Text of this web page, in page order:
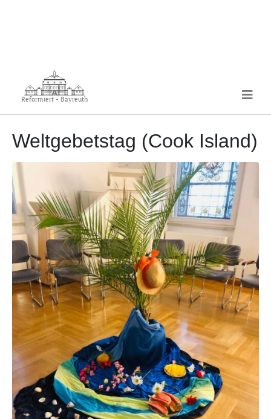
Reformiert - Bayreuth
Weltgebetstag (Cook Island)